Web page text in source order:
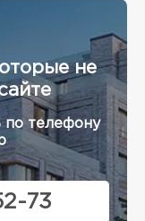
не
по телефону
73